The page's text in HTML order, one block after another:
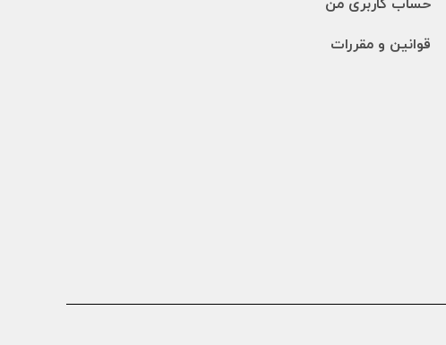
حساب کاربری من
قوانین و مقررات